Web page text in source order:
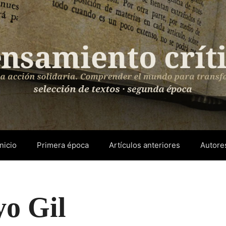
Primera época Artículos anteriores
Gil